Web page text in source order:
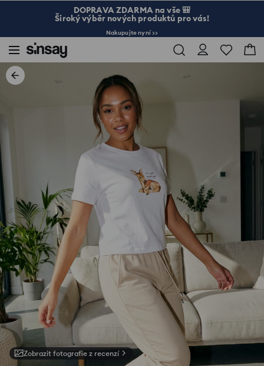
DOPRAVA ZDARMA na vše 🎒
Široký výběr nových produktů pro vás!
Nakupujte nyní >>
Zobrazit fotografie z recenzí